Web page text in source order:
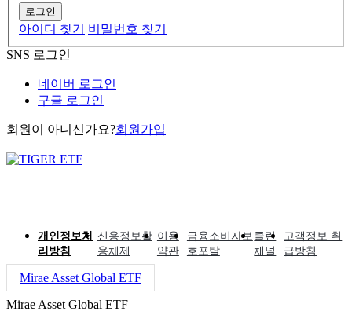
로그인
아이디 찾기
비밀번호 찾기
SNS 로그인
네이버 로그인
구글 로그인
회원이 아니신가요?회원가입
개인정보처
리방침
신용정보활
용체제
이용
약관
금융소비자보
호포탈
클린
채널
고객정보 취
급방침
Mirae Asset Global ETF
Mirae Asset Global ETF